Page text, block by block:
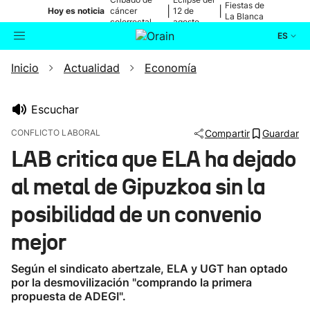
Hoy es noticia cáncer
colorrectal
12 de
agosto
Fiestas de
La Blanca
ES
Buscador Actualidad
Ikusmiran
Eguraldia
Inicio Actualidad Economía
Escuchar
CONFLICTO LABORAL Compartir Guardar
LAB critica que ELA ha dejado
al metal de Gipuzkoa sin la
posibilidad de un convenio
mejor
Según el sindicato abertzale, ELA y UGT han optado
por la desmovilización "comprando la primera
propuesta de ADEGI".